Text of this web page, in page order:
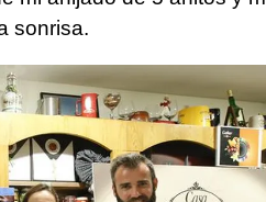
sonrisa.